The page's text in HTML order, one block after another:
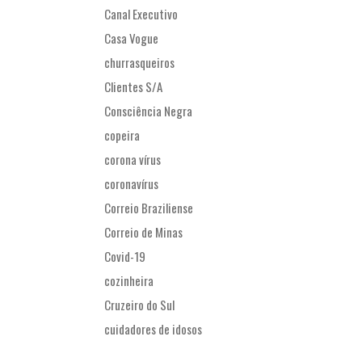
Canal Executivo
Casa Vogue
churrasqueiros
Clientes S/A
Consciência Negra
copeira
corona vírus
coronavírus
Correio Braziliense
Correio de Minas
Covid-19
cozinheira
Cruzeiro do Sul
cuidadores de idosos